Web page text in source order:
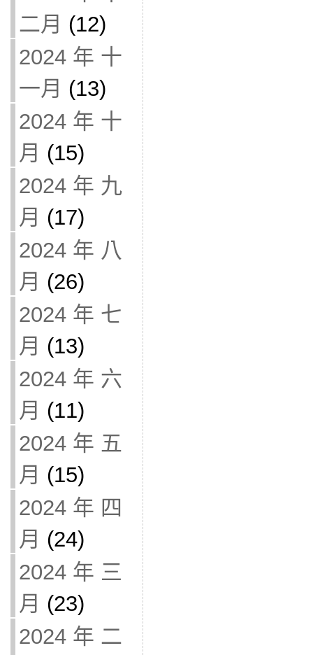
二月 (12)
2024 年 十
一月 (13)
2024 年 十
月 (15)
2024 年 九
月 (17)
2024 年 八
月 (26)
2024 年 七
月 (13)
2024 年 六
月 (11)
2024 年 五
月 (15)
2024 年 四
月 (24)
2024 年 三
月 (23)
2024 年 二